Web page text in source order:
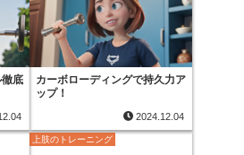
底
カーボローディングで持久力ア
ップ！
2024.12.04
上肢のトレーニング